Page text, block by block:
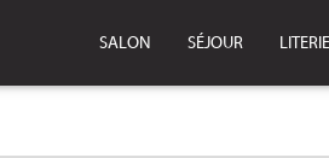
SALON SÉJOUR LITERIE